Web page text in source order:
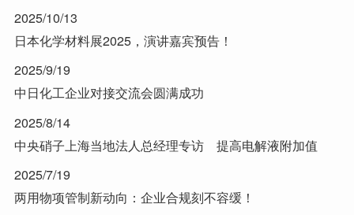
2025/10/13
日本化学材料展2025，演讲嘉宾预告！
2025/9/19
中日化工企业对接交流会圆满成功
2025/8/14
中央硝子上海当地法人总经理专访 提高电解液附加值
2025/7/19
两用物项管制新动向：企业合规刻不容缓！